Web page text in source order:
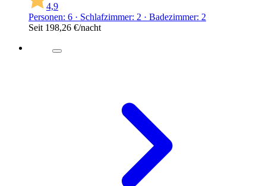
4,9
Personen: 6 · Schlafzimmer: 2 · Badezimmer: 2
Seit 198,26 €/nacht